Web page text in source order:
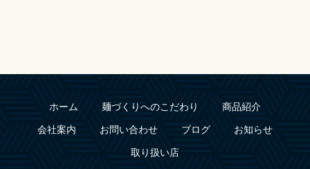
ホーム 麺づくりへのこだわり 商品紹介
会社案内 お問い合わせ ブログ お知らせ
取り扱い店